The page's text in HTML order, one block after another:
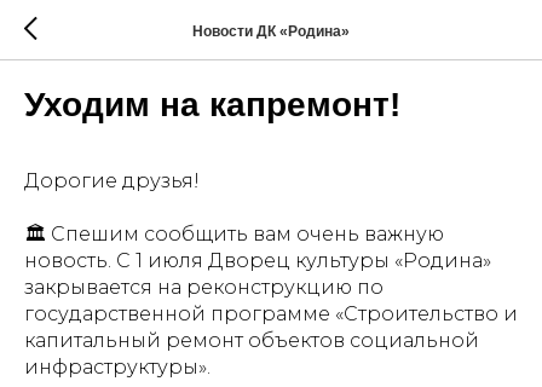
Новости ДК «Родина»
Уходим на капремонт!
Дорогие друзья!
🏛️ Спешим сообщить вам очень важную
новость. С 1 июля Дворец культуры «Родина»
закрывается на реконструкцию по
государственной программе «Строительство и
капитальный ремонт объектов социальной
инфраструктуры».